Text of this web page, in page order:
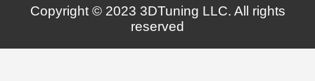
Copyright © 2023 3DTuning LLC. All rights
reserved